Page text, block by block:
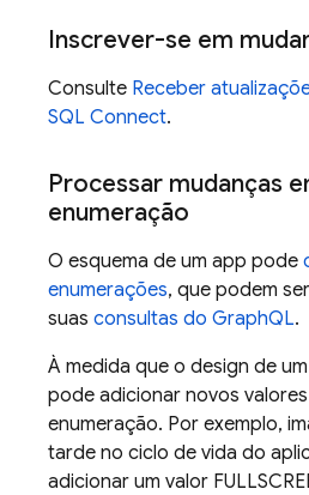
Inscrever-se em
Consulte Receber
SQL Connect.
Processar mudanças
enumeração
O esquema de um app pode
enumerações, que podem
suas consultas do GraphQL.
À medida que o design de
pode adicionar novos
enumeração. Por exemplo,
tarde no ciclo de vida do
adicionar um valor